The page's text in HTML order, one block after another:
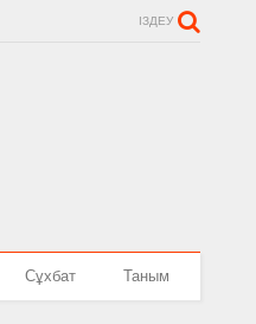
ІЗДЕУ
Сұхбат Таным